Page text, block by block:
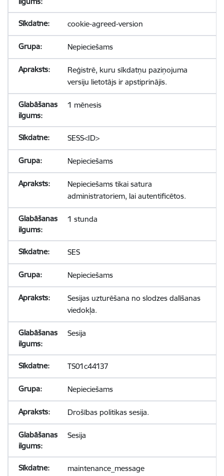
cookie-agreed-version
Nepieciešams
Reģistrē, kuru sīkdatņu paziņojuma
versiju lietotājs ir apstiprinājis.
1 mēnesis
SESS<ID>
Nepieciešams
Nepieciešams tikai satura
administratoriem, lai autentificētos.
1 stunda
SES
Nepieciešams
Sesijas uzturēšana no slodzes dalīšanas
viedokļa.
Sesija
TS01c44137
Nepieciešams
Drošības politikas sesija.
Sesija
maintenance_message